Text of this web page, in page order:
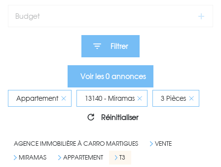
Budget
Filtrer
Voir les0 annonces
Appartement 13140 - Miramas 3 Pièces
Réinitialiser
AGENCE IMMOBILIÈRE À CARRO MARTIGUES
VENTE
MIRAMAS
APPARTEMENT T3